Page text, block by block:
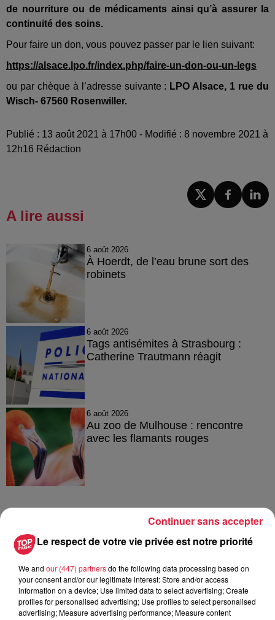
de nourriture ou de médicaments ainsi qu’à assurer la
continuité des soins.
Pour faire un don, vous pouvez passer par le lien suivant:
https://alsace.lpo.fr/index.php/faire-un-don-ou-un-legs
ou par chèque à l’adresse suivante : LPO Alsace, 1 rue du
Wisch- 67560 Rosenwiller.
Publié : 13 août 2021 à 17h00 - Modifié : 8 novembre 2021 à
12h16 Rédaction
A lire aussi
6 août 2026
À Hoerdt, de l’eau brune sort des
robinets
6 août 2026
Tags antisémites à Strasbourg :
Catherine Trautmann réagit
6 août 2026
Au zoo de Mulhouse : rencontre
avec les flamants rouges
À découvrir également
Le respect de votre vie privée est notre priorité
We and our (447) partnersdo the following data processing based on
your consent and/or our legitimate interest: Store and/or access
information on a device; Use limited data to select advertising; Create
profiles for personalised advertising; Use profiles to select personalised
advertising; Measure advertising performance; Measure content
Continuer sans accepter